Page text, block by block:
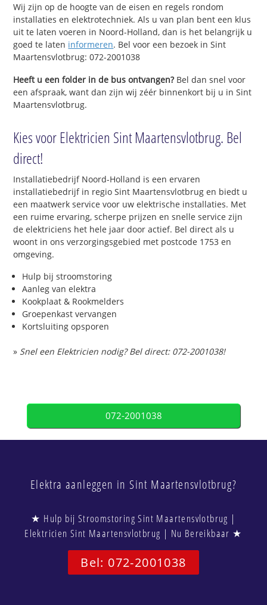
Wij zijn op de hoogte van de eisen en regels rondom
installaties en elektrotechniek. Als u van plan bent een klus
uit te laten voeren in Noord-Holland, dan is het belangrijk u
goed te laten informeren. Bel voor een bezoek in Sint
Maartensvlotbrug: 072-2001038
Heeft u een folder in de bus ontvangen?Bel dan snel voor
een afspraak, want dan zijn wij zéér binnenkort bij u in Sint
Maartensvlotbrug.
Kies voor Elektricien Sint Maartensvlotbrug. Bel
direct!
Installatiebedrijf Noord-Holland is een ervaren
installatiebedrijf in regio Sint Maartensvlotbrug en biedt u
een maatwerk service voor uw elektrische installaties. Met
een ruime ervaring, scherpe prijzen en snelle service zijn
de elektriciens het hele jaar door actief. Bel direct als u
woont in ons verzorgingsgebied met postcode 1753 en
omgeving.
Hulp bij stroomstoring
Aanleg van elektra
Kookplaat & Rookmelders
Groepenkast vervangen
Kortsluiting opsporen
» Snel een Elektricien nodig? Bel direct: 072-2001038!
072-2001038
Elektra aanleggen in Sint Maartensvlotbrug?
★ Hulp bij Stroomstoring Sint Maartensvlotbrug |
Elektricien Sint Maartensvlotbrug | Nu Bereikbaar ★
Bel: 072-2001038